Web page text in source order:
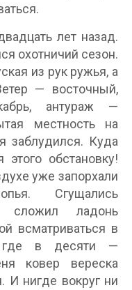
лет назад.
охотничий сезон.
из рук ружья, а
— восточный,
антураж —
местность на
заблудился. Куда
обстановку!
уже запорхали
Сгущались
сложил ладонь
всматриваться в
где в десяти —
ковер вереска
И нигде вокруг ни